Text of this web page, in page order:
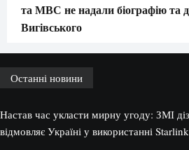
та МВС не надали біографію та
Вигівського
Останні новини
Настав час укласти мирну угоду: ЗМІ
відмовляє Україні у використанні Starlink